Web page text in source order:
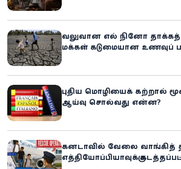
வலுவான எல் நினோ
மக்கள் கடுமையான உணவுப்
புதிய மொழியைக் கற்றால்
ஆய்வு சொல்வது என்ன?
கனடாவில் வேலை வாங்கித்
எத்தியோப்பியாவுக்கு